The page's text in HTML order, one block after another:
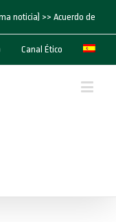
noticia) >> Acuerdo de
Canal Ético